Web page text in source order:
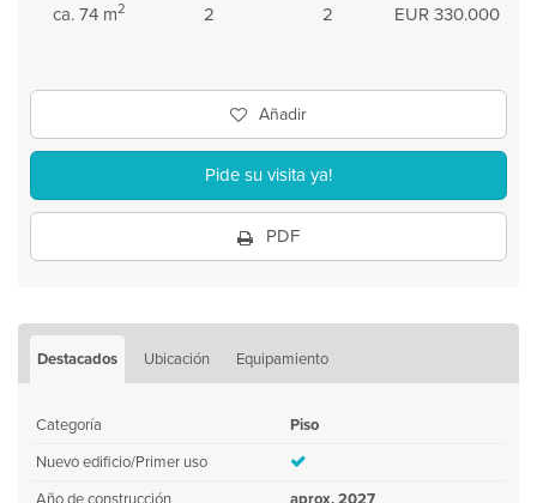
EUR 330.000
2
2
ca. 74 m2
Añadir
Pide su visita ya!
PDF
Destacados Ubicación Equipamiento
Categoría
Piso
Nuevo edificio/Primer uso